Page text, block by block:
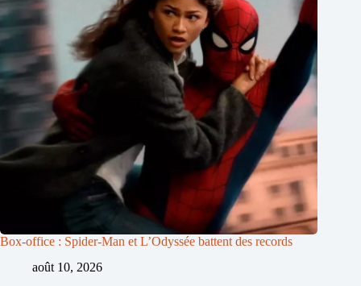
Box-office : Spider-Man et L’Odyssée battent des records
août 10, 2026